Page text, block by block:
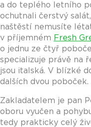
a do teplého letního
ochutnali čerstvý
naštěstí nemusíte
v příjemném Fresh
o jednu ze čtyř
specializuje právě na
jsou italská. V blízké
dalších dvou poboček.
Zakladatelem je pan
oboru vyučen a
tedy prakticky celý